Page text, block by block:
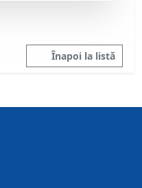
Înapoi la listă